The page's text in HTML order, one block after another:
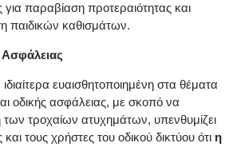
παραβίαση προτεραιότητας και
παιδικών καθισμάτων.
ευαισθητοποιημένη στα θέματα
οδικής ασφάλειας, με σκοπό να
τροχαίων ατυχημάτων, υπενθυμίζει
τους χρήστες του οδικού δικτύου ότι η